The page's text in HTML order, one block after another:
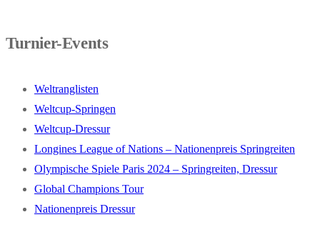
Turnier-Events
Weltranglisten
Weltcup-Springen
Weltcup-Dressur
Longines League of Nations – Nationenpreis Springreiten
Olympische Spiele Paris 2024 – Springreiten, Dressur
Global Champions Tour
Nationenpreis Dressur